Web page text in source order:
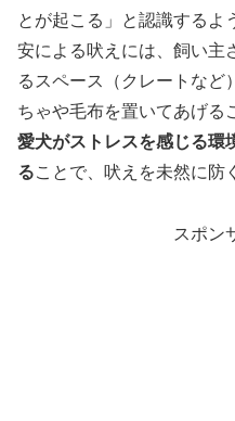
とが起こる」と認識するよ
安による吠えには、飼い主
るスペース（クレートなど
ちゃや毛布を置いてあげる
愛犬がストレスを感じる環
ることで、吠えを未然に防
スポン